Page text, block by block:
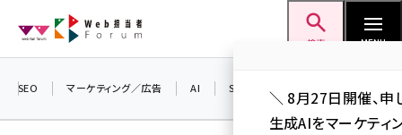
ン
検索 MENU
SEO マーケティング／広告 AI SNS
＼ 8月27日開催、申
生成AIをマーケティ